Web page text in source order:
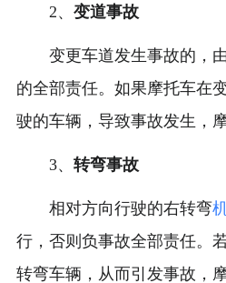
2、 变道事故
变更车道发生事故的，
的全部责任。如果摩托车在
驶的车辆，导致事故发生，
3、 转弯事故
相对方向行驶的右转弯
行，否则负事故全部责任。
转弯车辆，从而引发事故，